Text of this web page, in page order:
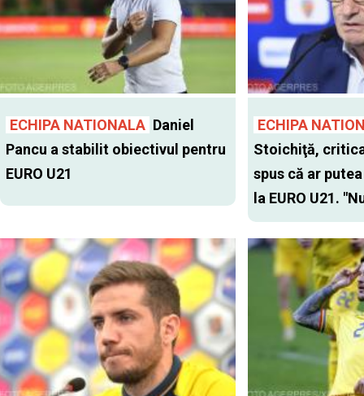
ECHIPA NATIONALA Daniel
Pancu a stabilit obiectivul pentru
EURO U21
ECHIPA
Stoichiţă,
spus că ar
la EURO U21.